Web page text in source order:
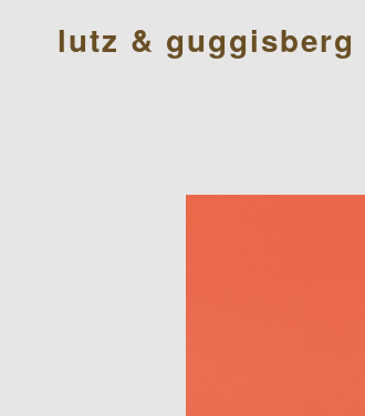
lutz & guggisberg